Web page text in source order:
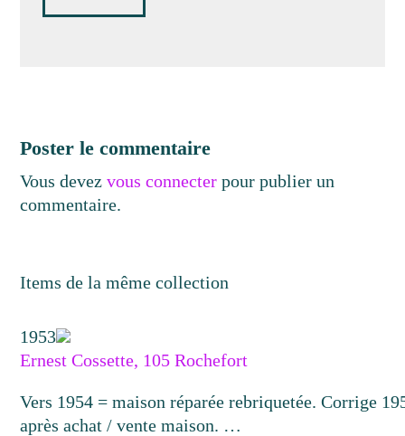
Poster le commentaire
Vous devezvous connecter pour publier un
commentaire.
Items de la même collection
1953
Ernest Cossette, 105 Rochefort
Vers 1954 = maison réparée rebriquetée. Corrige
après achat / vente maison. …